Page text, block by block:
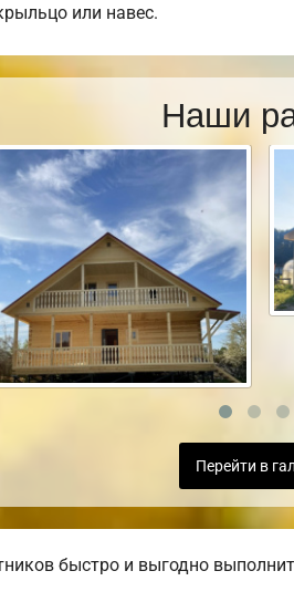
или навес.
Наши
Перейти в
быстро и выгодно